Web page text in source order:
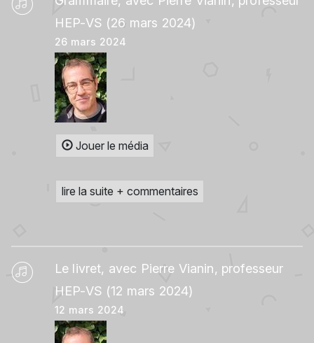
HEP-VS (26 mars 2024)
26 mars 2024
Jouer le média
lire la suite + commentaires
Le livret, avec Pierre Vianin, professeur
HEP-VS (12 mars 2024)
12 mars 2024